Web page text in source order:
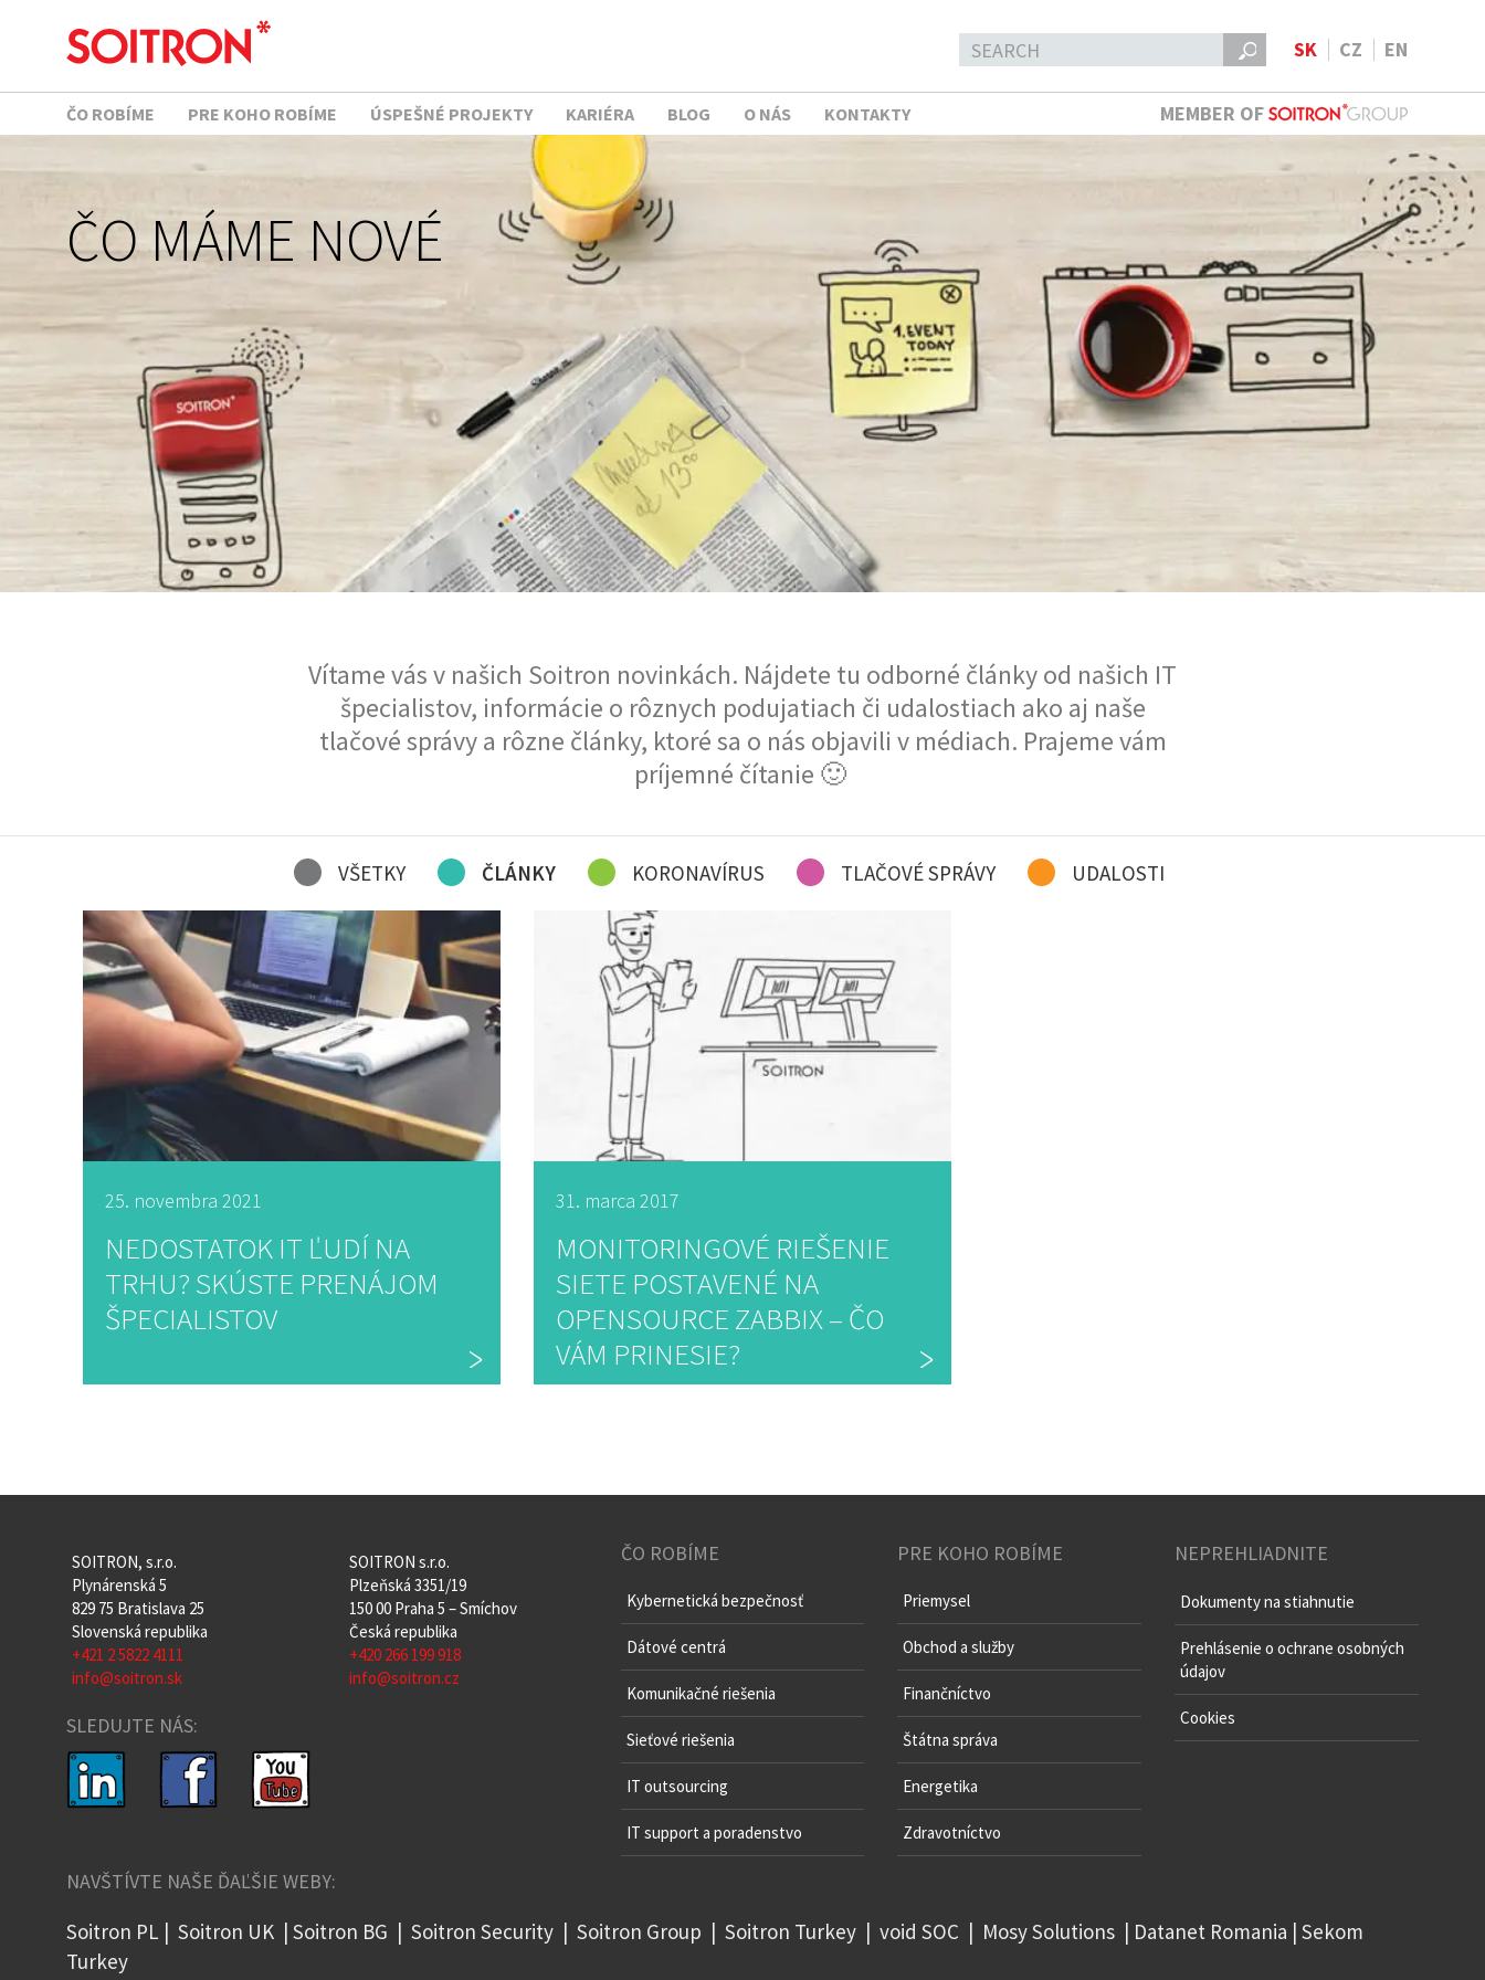
SK CZ EN
ČO ROBÍME PRE KOHO ROBÍME ÚSPEŠNÉ PROJEKTY KARIÉRA BLOG O NÁS KONTAKTY MEMBER OF
ČO MÁME NOVÉ
Vítame vás v našich Soitron novinkách. Nájdete tu odborné články od našich IT
špecialistov, informácie o rôznych podujatiach či udalostiach ako aj naše
tlačové správy a rôzne články, ktoré sa o nás objavili v médiach. Prajeme vám
príjemné čítanie 🙂
VŠETKY ČLÁNKY KORONAVÍRUS TLAČOVÉ SPRÁVY UDALOSTI
25. novembra 2021
NEDOSTATOK IT ĽUDÍ NA
TRHU? SKÚSTE PRENÁJOM
ŠPECIALISTOV
31. marca 2017
MONITORINGOVÉ RIEŠENIE
SIETE POSTAVENÉ NA
OPENSOURCE ZABBIX – ČO
VÁM PRINESIE?
SOITRON, s.r.o.
Plynárenská 5
829 75 Bratislava 25
Slovenská republika
+421 2 5822 4111
info@soitron.sk
SOITRON s.r.o.
Plzeňská 3351/19
150 00 Praha 5 – Smíchov
Česká republika
+420 266 199 918
info@soitron.cz
SLEDUJTE NÁS:
ČO ROBÍME
Kybernetická bezpečnosť
Dátové centrá
Komunikačné riešenia
Sieťové riešenia
IT outsourcing
IT support a poradenstvo
PRE KOHO ROBÍME
Priemysel
Obchod a služby
Finančníctvo
Štátna správa
Energetika
Zdravotníctvo
NEPREHLIADNITE
Dokumenty na stiahnutie
Prehlásenie o ochrane osobných
údajov
Cookies
NAVŠTÍVTE NAŠE ĎAĽŠIE WEBY:
Soitron PL | Soitron UK | Soitron BG | Soitron Security | Soitron Group | Soitron Turkey | void SOC | Mosy Solutions | Datanet Romania | Sekom
Turkey